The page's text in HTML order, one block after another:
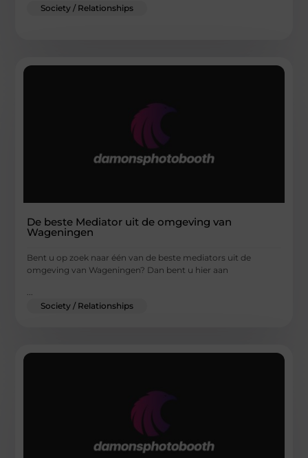
Society / Relationships
De beste Mediator uit de omgeving van
Wageningen
Bent u op zoek naar één van de beste mediators uit de
omgeving van Wageningen? Dan bent u hier aan
...
Society / Relationships